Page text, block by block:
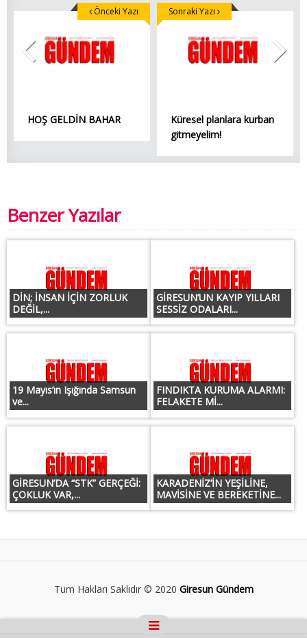
HOŞ GELDİN BAHAR
Önceki Yazı
Küresel planlara kurban
gitmeyelim!
Sonraki Yazı
Benzer Yazılar
DİN; İNSAN İÇİN ZORLUK
DEĞİL,...
GİRESUN’UN KAYIP YILLARI
SESSİZ ODALARI...
19 Mayıs’ın Işığında Samsun
ve...
FINDIKTA KURUMA ALARMI:
FELAKETE Mİ...
GİRESUN’DA “STK” GERÇEĞİ:
ÇOKLUK VAR,...
KARADENİZ’İN YEŞİLİNE,
MAVİSİNE VE BEREKETİNE...
Tüm Hakları Saklıdır © 2020 Giresun Gündem